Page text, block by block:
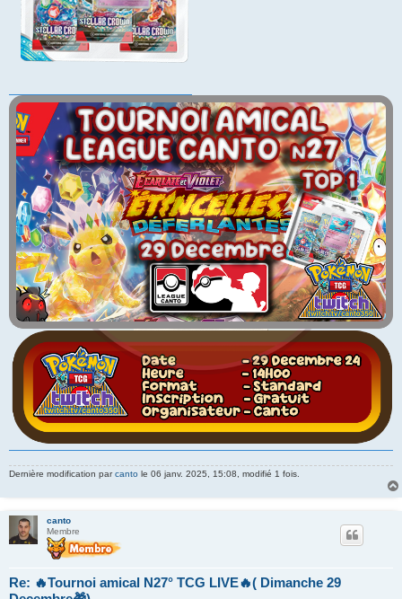
Dernière modification parcanto le 06 janv. 2025, 15:08, modifié 1 fois.
canto
Membre
Re: 🔥Tournoi amical N27° TCG LIVE🔥( Dimanche 29